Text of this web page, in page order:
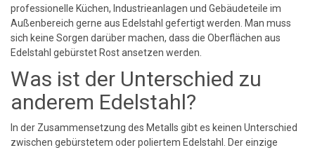
professionelle Küchen, Industrieanlagen und Gebäudeteile im
Außenbereich gerne aus Edelstahl gefertigt werden. Man muss
sich keine Sorgen darüber machen, dass die Oberflächen aus
Edelstahl gebürstet Rost ansetzen werden.
Was ist der Unterschied zu
anderem Edelstahl?
In der Zusammensetzung des Metalls gibt es keinen Unterschied
zwischen gebürstetem oder poliertem Edelstahl. Der einzige